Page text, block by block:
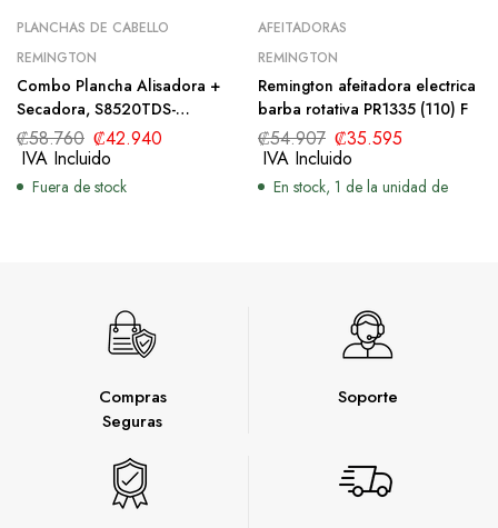
PLANCHAS DE CABELLO
REMINGTON
Combo Plancha Alisadora +
Secadora, S8520TDS-
D12ATDS(110)F
₡58.760 ₡42.940
IVA Incluido
Fuera de stock
AFEITADORAS
REMINGTON
Remington afeitadora electrica
barba rotativa PR1335 (110) F
₡54.907 ₡35.595
IVA Incluido
En stock, 1 de la unidad de
Compras
Seguras
Soporte